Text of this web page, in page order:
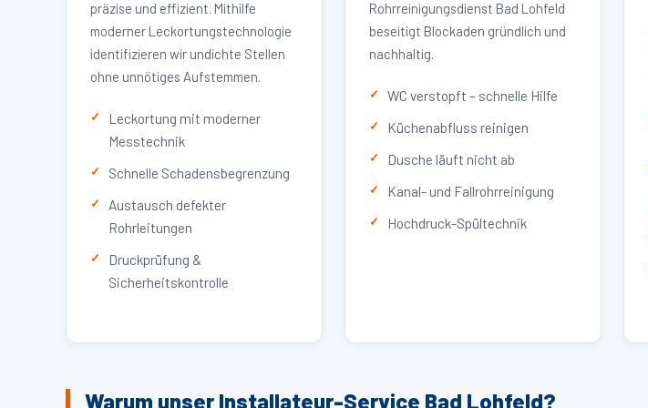
präzise und effizient. Mithilfe
moderner Leckortungstechnologie
identifizieren wir undichte Stellen
ohne unnötiges Aufstemmen.
Leckortung mit moderner
Messtechnik
Schnelle Schadensbegrenzung
Austausch defekter
Rohrleitungen
Druckprüfung &
Sicherheitskontrolle
Rohrreinigungsdienst Bad Lohfeld
beseitigt Blockaden gründlich und
nachhaltig.
WC verstopft – schnelle Hilfe
Küchenabfluss reinigen
Dusche läuft nicht ab
Kanal- und Fallrohrreinigung
Hochdruck-Spültechnik
Warum unser Installateur-Service Bad Lohfeld?